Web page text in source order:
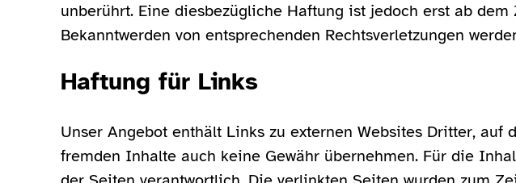
unberührt. Eine diesbezügliche Haftung ist jedoch erst ab
Bekanntwerden von entsprechenden Rechtsverletzungen
Haftung für Links
Unser Angebot enthält Links zu externen Websites Dritter,
fremden Inhalte auch keine Gewähr übernehmen. Für die